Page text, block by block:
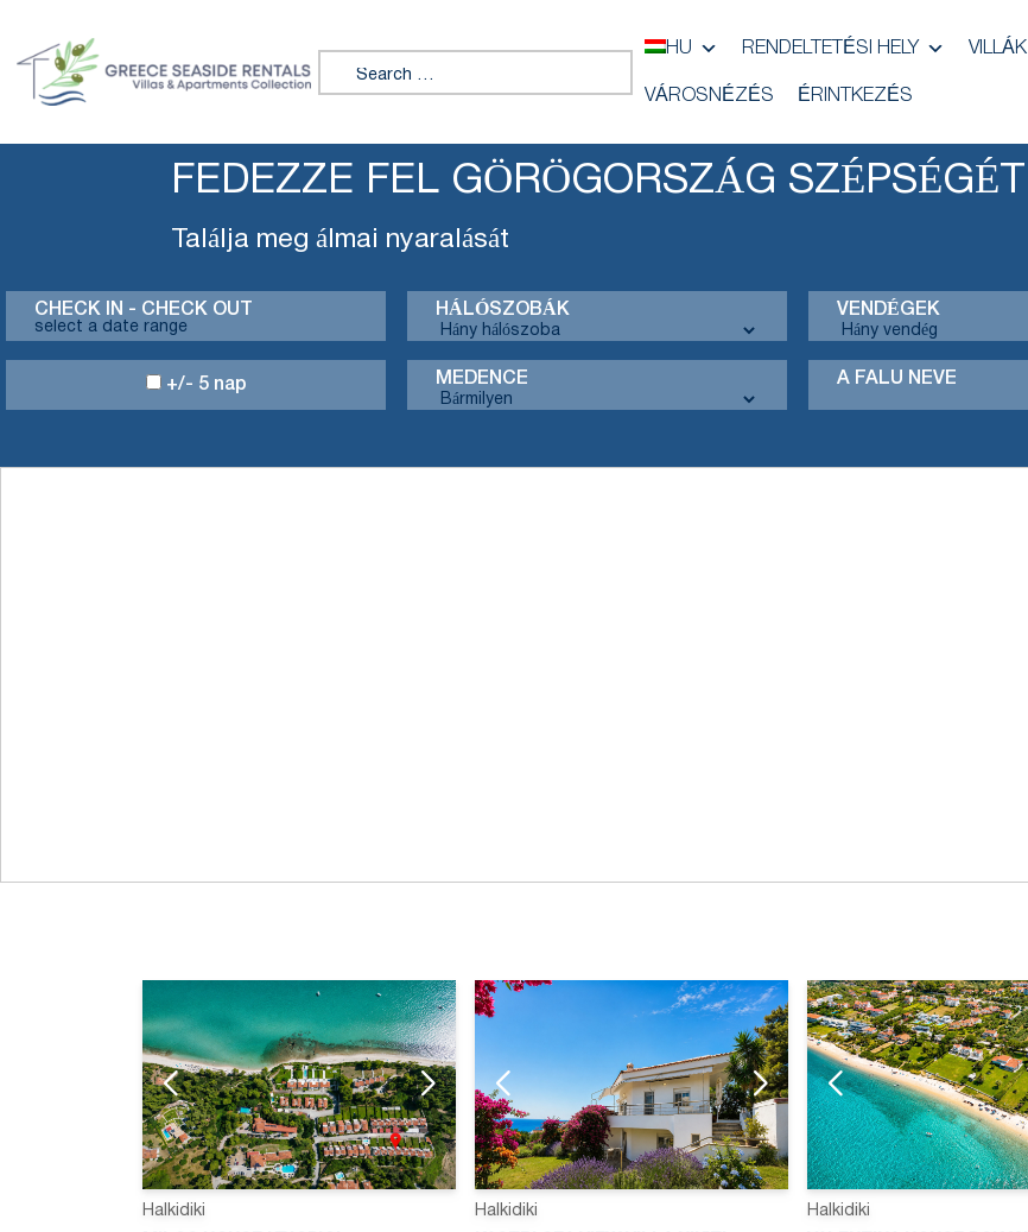
Search for:
HU RENDELTETÉSI HELY VILLÁK
VÁROSNÉZÉS ÉRINTKEZÉS
FEDEZZE FEL GÖRÖGORSZÁG SZÉPSÉGÉT
Találja meg álmai nyaralását
CHECK IN - CHECK OUT HÁLÓSZOBÁK VENDÉGEK
+/- 5 nap MEDENCE A FALU NEVE
Halkidiki
Halkidiki
Halkidiki